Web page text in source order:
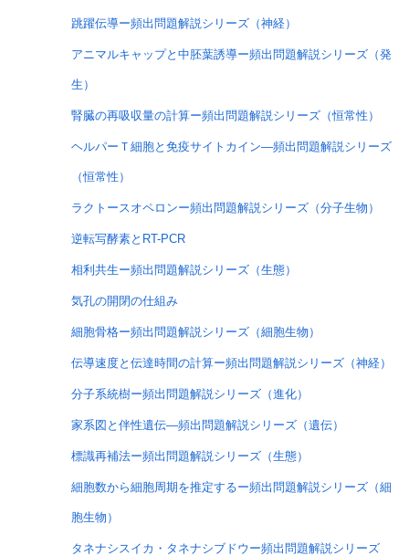
跳躍伝導ー頻出問題解説シリーズ（神経）
アニマルキャップと中胚葉誘導ー頻出問題解説シリーズ（発
生）
腎臓の再吸収量の計算ー頻出問題解説シリーズ（恒常性）
ヘルパーＴ細胞と免疫サイトカイン―頻出問題解説シリーズ
（恒常性）
ラクトースオペロンー頻出問題解説シリーズ（分子生物）
逆転写酵素とRT-PCR
相利共生ー頻出問題解説シリーズ（生態）
気孔の開閉の仕組み
細胞骨格ー頻出問題解説シリーズ（細胞生物）
伝導速度と伝達時間の計算ー頻出問題解説シリーズ（神経）
分子系統樹ー頻出問題解説シリーズ（進化）
家系図と伴性遺伝―頻出問題解説シリーズ（遺伝）
標識再補法ー頻出問題解説シリーズ（生態）
細胞数から細胞周期を推定するー頻出問題解説シリーズ（細
胞生物）
タネナシスイカ・タネナシブドウー頻出問題解説シリーズ